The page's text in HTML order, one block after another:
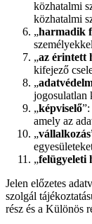
közhatalmi
közhatalmi
„harmadik
„az érintett
kifejező
„
jogosulatlan
„képviselő
amely az
„vállalkozás
„felügyeleti
Jelen előzetes
szolgál
rész és a Különös